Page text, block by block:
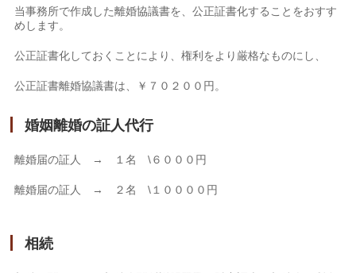
当事務所で作成した離婚協議書を、公正証書化することをおすす
めします。
公正証書化しておくことにより、権利をより厳格なものにし、
公正証書離婚協議書は、￥７０２００円。
婚姻離婚の証人代行
離婚届の証人 → １名 \６０００円
離婚届の証人 → ２名 \１００００円
相続